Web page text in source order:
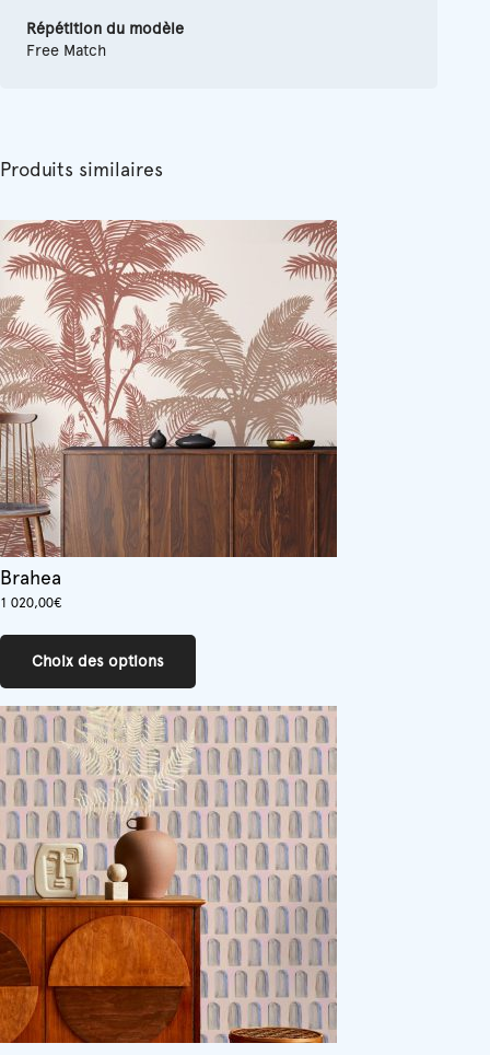
Répétition du modèle
Free Match
Produits similaires
Brahea
1 020,00€
Choix des options
variations.
Les
options
peuvent
être
choisies
sur
la
page
du
produit